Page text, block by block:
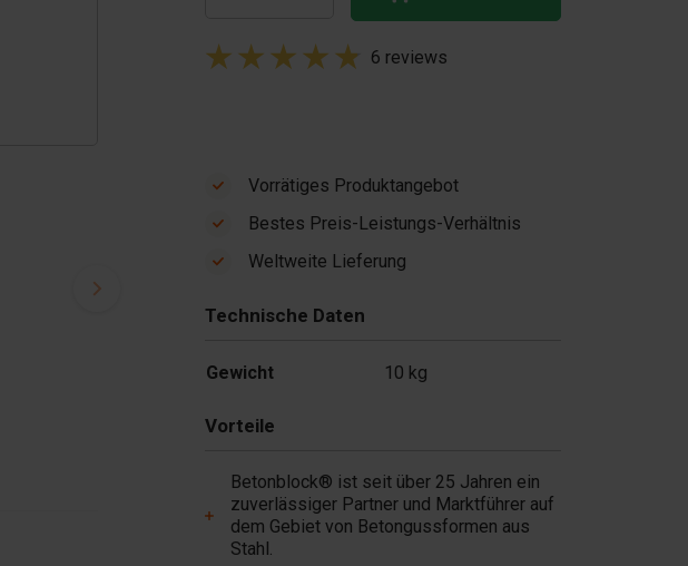
6 reviews
Vorrätiges Produktangebot
Bestes Preis-Leistungs-Verhältnis
Weltweite Lieferung
Technische Daten
Gewicht 10 kg
Vorteile
Betonblock® ist seit über 25 Jahren ein
zuverlässiger Partner und Marktführer auf
dem Gebiet von Betongussformen aus
Stahl.